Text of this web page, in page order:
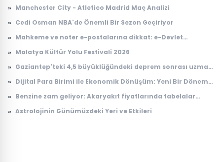
» Manchester City - Atletico Madrid Maç Analizi
» Cedi Osman NBA'de Önemli Bir Sezon Geçiriyor
» Mahkeme ve noter e-postalarına dikkat: e-Devlet
» Malatya Kültür Yolu Festivali 2026
» Gaziantep'teki 4,5 büyüklüğündeki deprem sonrası uzman
» Dijital Para Birimi ile Ekonomik Dönüşüm: Yeni Bir Dönem
» Benzine zam geliyor: Akaryakıt fiyatlarında tabelalar
» Astrolojinin Günümüzdeki Yeri ve Etkileri